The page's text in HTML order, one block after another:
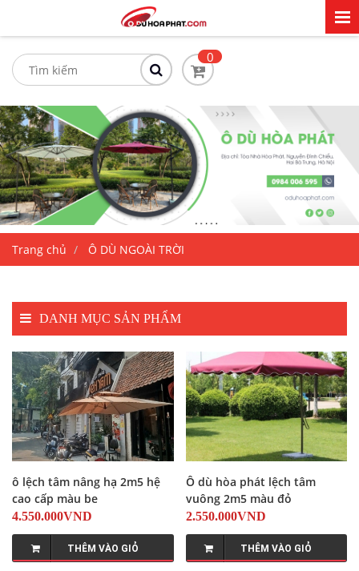
0
Trang chủ Ô DÙ NGOÀI TRỜI
DANH MỤC SẢN PHẨM
ô lệch tâm nâng hạ 2m5 hệ
cao cấp màu be
4.550.000VND
THÊM VÀO GIỎ
Ô dù hòa phát lệch tâm
vuông 2m5 màu đỏ
2.550.000VND
THÊM VÀO GIỎ